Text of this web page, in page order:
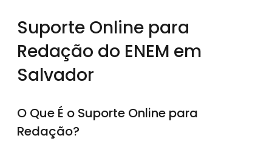
Suporte Online para
Redação do ENEM em
Salvador
O Que É o Suporte Online para
Redação?